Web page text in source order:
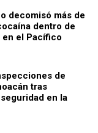
decomisó más de
dentro de
en el Pacífico
de
tras
en la